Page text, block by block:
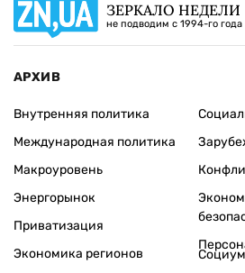
ЗЕРКАЛО НЕДЕЛИ
не подводим с 1994-го года
АРХИВ
Внутренняя политика
Международная политика
Макроуровень
Энергорынок
Приватизация
Экономика регионов
Социум